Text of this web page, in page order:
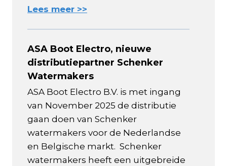
Lees meer >>
ASA Boot Electro, nieuwe
distributiepartner Schenker
Watermakers
ASA Boot Electro B.V. is met ingang
van November 2025 de distributie
gaan doen van Schenker
watermakers voor de Nederlandse
en Belgische markt. Schenker
watermakers heeft een uitgebreide